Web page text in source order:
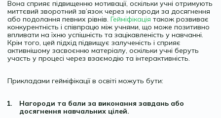
Вона сприяє підвищенню мотивації, оскільки учні отримують
миттєвий зворотний зв’язок через нагороди за досягнення
або подолання певних рівнів. Гейміфікація також розвиває
конкурентність і співпрацю між учнями, що може позитивно
впливати на їхню успішність та зацікавленість у навчанні.
Крім того, цей підхід підвищує залученість і сприяє
активнішому засвоєнню матеріалу, оскільки учні беруть
участь у процесі через взаємодію та інтерактивність.
Прикладами гейміфікації в освіті можуть бути:
Нагороди та бали за виконання завдань або
досягнення навчальних цілей.